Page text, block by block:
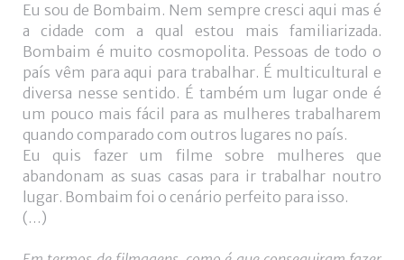
Eu sou de Bombaim. Nem sempre cresci aqui mas é
a cidade com a qual estou mais familiarizada.
Bombaim é muito cosmopolita. Pessoas de todo o
país vêm para aqui para trabalhar. É multicultural e
diversa nesse sentido. É também um lugar onde é
um pouco mais fácil para as mulheres trabalharem
quando comparado com outros lugares no país.
Eu quis fazer um filme sobre mulheres que
abandonam as suas casas para ir trabalhar noutro
lugar. Bombaim foi o cenário perfeito para isso.
(…)